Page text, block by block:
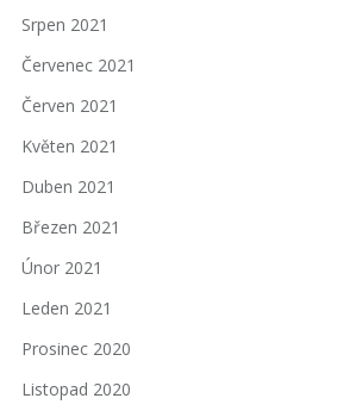
Srpen 2021
Červenec 2021
Červen 2021
Květen 2021
Duben 2021
Březen 2021
Únor 2021
Leden 2021
Prosinec 2020
Listopad 2020